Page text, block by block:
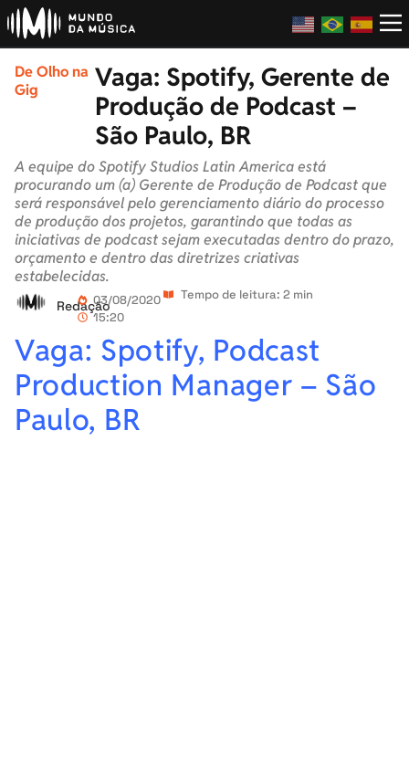
De Olho na
Gig
Vaga: Spotify, Gerente de
Produção de Podcast –
São Paulo, BR
A equipe do Spotify Studios Latin America está
procurando um (a) Gerente de Produção de Podcast que
será responsável pelo gerenciamento diário do processo
de produção dos projetos, garantindo que todas as
iniciativas de podcast sejam executadas dentro do prazo,
orçamento e dentro das diretrizes criativas
estabelecidas.
Redação03/08/2020
15:20
Tempo de leitura: 2 min
Vaga: Spotify, Podcast
Production Manager – São
Paulo, BR